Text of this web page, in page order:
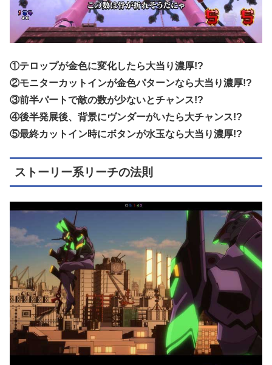
①テロップが金色に変化したら大当り濃厚!?
②モニターカットインが金色パターンなら大当り濃厚!?
③前半パートで敵の数が少ないとチャンス!?
④後半発展後、背景にヴンダーがいたら大チャンス!?
⑤最終カットイン時にボタンが水玉なら大当り濃厚!?
ストーリー系リーチの法則